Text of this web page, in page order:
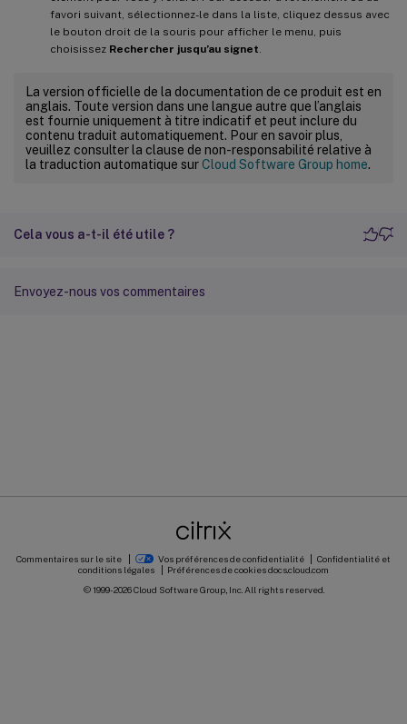
favori suivant, sélectionnez-le dans la liste, cliquez dessus avec
le bouton droit de la souris pour afficher le menu, puis
choisissez Rechercher jusqu’au signet
La version officielle de la documentation de ce produit est en
anglais. Toute version dans une langue autre que l’anglais
est fournie uniquement à titre indicatif et peut inclure du
contenu traduit automatiquement. Pour en savoir plus,
veuillez consulter la clause de non-responsabilité relative à
la traduction automatique surCloud Software Group home.
Cela vous a-t-il été utile ?
Envoyez-nous vos commentaires
Commentaires sur le site Vos préférences de confidentialité
Confidentialité et
conditions légales
Préférences de cookiesdocs.cloud.com
© 1999-2026Cloud Software Group, Inc. All rights reserved.